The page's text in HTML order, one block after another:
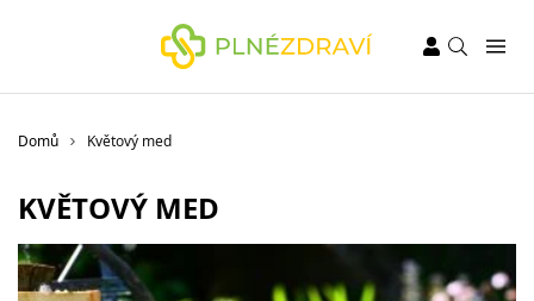
Domů Květový med
KVĚTOVÝ MED